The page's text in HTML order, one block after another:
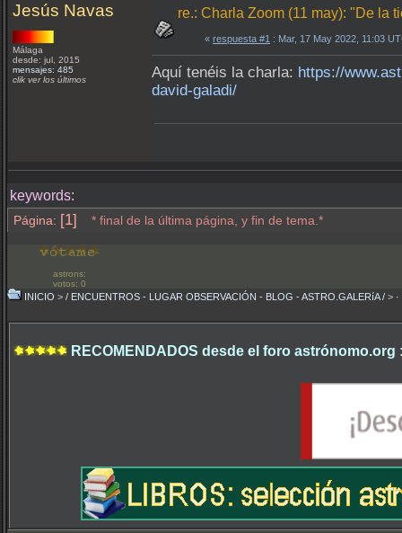
Jesús Navas
Málaga
desde: jul, 2015
mensajes: 485
clik ver los últimos
re.: Charla Zoom (11 may): "De la
« respuesta #1 : Mar, 17 May 2022, 11:03
Aquí tenéis la charla: https://
david-galadi/
keywords:
Página: [1] * final de la última página, y fin de tema.*
astrons:
votos: 0
INICIO > / ENCUENTROS - LUGAR OBSERVACIÓN - BLOG - ASTRO.GALERíA / >
RECOMENDADOS desde el foro astrónomo.org